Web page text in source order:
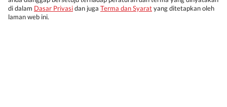
di dalam Dasar Privasidan juga Terma dan Syaratyang ditetapkan oleh
laman web ini.